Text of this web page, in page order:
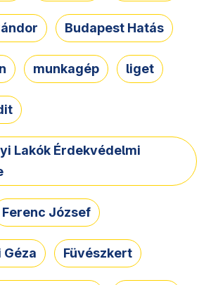
Budapest Hatás
munkagép liget
Lakók Érdekvédelmi
Ferenc József
Géza Füvészkert